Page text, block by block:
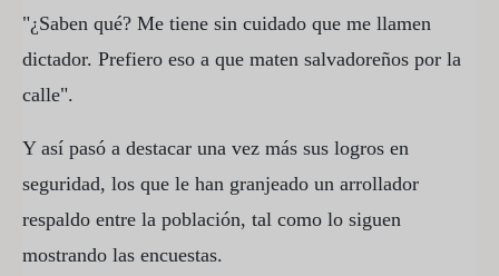
"¿Saben qué? Me tiene sin cuidado que me llamen
dictador. Prefiero eso a que maten salvadoreños por la
calle".
Y así pasó a destacar una vez más sus logros en
seguridad, los que le han granjeado un arrollador
respaldo entre la población, tal como lo siguen
mostrando las encuestas.